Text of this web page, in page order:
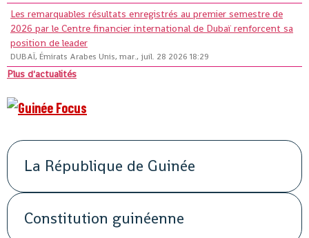
Les remarquables résultats enregistrés au premier semestre de
2026 par le Centre financier international de Dubaï renforcent sa
position de leader
DUBAÏ, Émirats Arabes Unis, mar., juil. 28 2026 18:29
Plus d'actualités
La République de Guinée
Constitution guinéenne